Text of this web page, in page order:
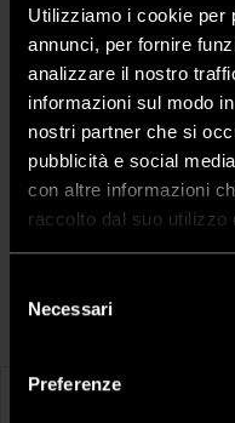
Utilizziamo i cookie per
annunci, per fornire
analizzare il nostro
informazioni sul modo
nostri partner che si
pubblicità e social
con altre informazioni
raccolto dal suo utilizzo
delNecessari
Preferenze
Vedi i prezzi, acquista
semplicità
Registrati Accedi
Spedizione rapida in 24/48
Pagamenti sicuri